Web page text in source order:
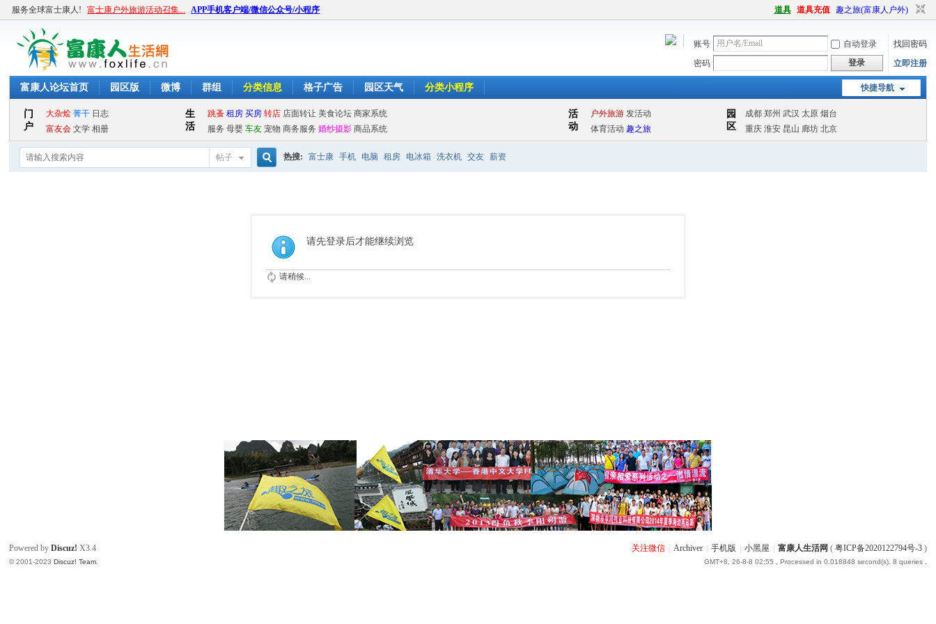
服务全球富士康人! 富士康户外旅游活动召集... APP手机客户端/微信公众号/小程序 道具 道具充值 趣之旅(富康人户外)
账号 自动登录
找回密码
密码
登录 立即注册
快捷导航
富康人论坛首页 园区版 微博 群组 分类信息 格子广告 园区天气 分类小程序
帖子 热搜: 富士康 手机 电脑 租房 电冰箱 洗衣机 交友 薪资
请先登录后才能继续浏览
请稍候...
关注微信 Archiver 手机版 小黑屋 富康人生活网 ( 粤ICP备2020122794号-3)
GMT+8, 26-8-8 02:55 , Processed in 0.018848 second(s), 8 queries .
Powered byDiscuz! X3.4
© 2001-2023Discuz! Team